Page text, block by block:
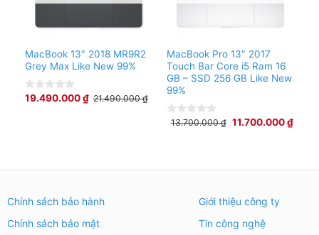
MacBook 13″ 2018 MR9R2
Grey Max Like New 99%
0
19.490.000₫ 21.490.000₫
MacBook Pro 13″ 2017
Touch Bar Core i5 Ram 16
GB – SSD 256 GB Like New
99%
013.700.000₫ 11.700.000₫
Chính sách bảo hành
Chính sách bảo mật
Giới thiệu công ty
Tin công nghệ